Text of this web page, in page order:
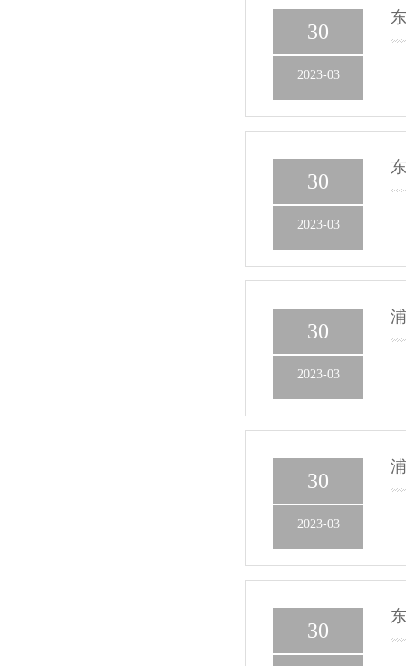
30
2023-03
30
2023-03
30
2023-03
30
2023-03
30